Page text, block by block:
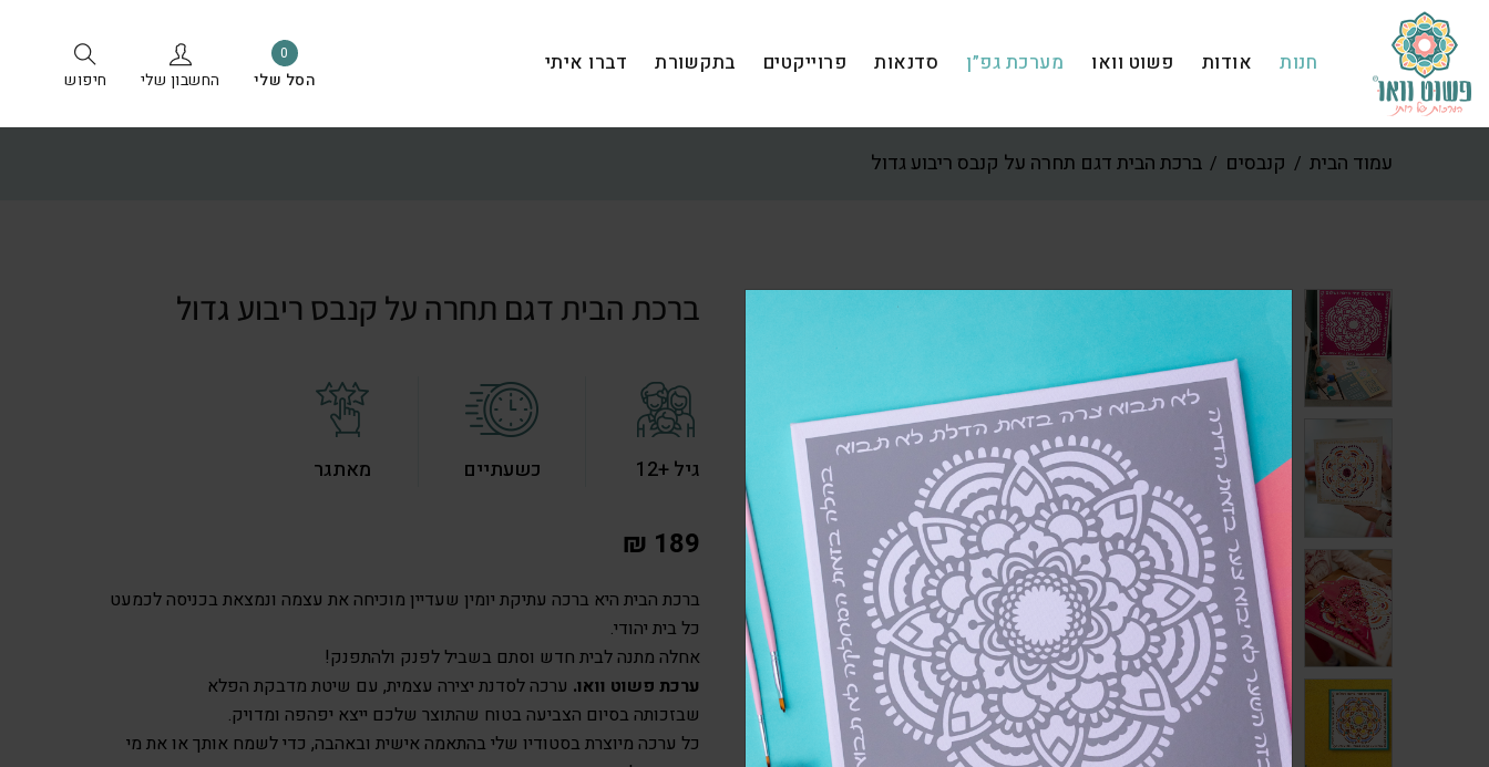
חנות אודות פשוט וואו מערכת גפ”ן סדנאות פרוייקטים בתקשורת דברו איתי 0
הסל שלי החשבון שלי חיפוש
עמוד הבית / קנבסים / ברכת הבית דגם תחרה על קנבס ריבוע גדול
ברכת הבית דגם תחרה על קנבס ריבוע גדול
גיל +12 כשעתיים מאתגר
₪ 189
ברכת הבית היא ברכה עתיקת יומין שעדיין מוכיחה את עצמה ונמצאת בכניסה לכמעט
כל בית יהודי.
אחלה מתנה לבית חדש וסתם בשביל לפנק ולהתפנק!
ערכת פשוט וואו. ערכה לסדנת יצירה עצמית, עם שיטת מדבקת הפלא
שבזכותה בסיום הצביעה בטוח שהתוצר שלכם ייצא יפהפה ומדויק.
כל ערכה מיוצרת בסטודיו שלי בהתאמה אישית ובאהבה, כדי לשמח אותך או את מי